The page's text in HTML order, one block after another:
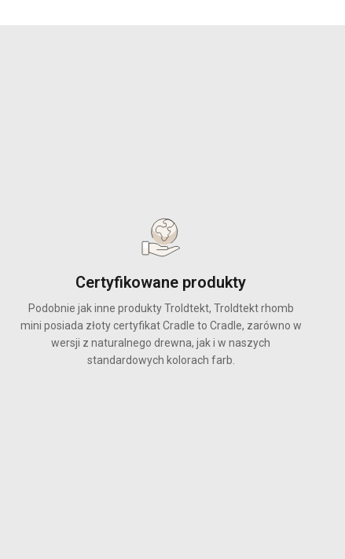
Certyfikowane produkty
Podobnie jak inne produkty Troldtekt, Troldtekt rhomb
mini posiada złoty certyfikat Cradle to Cradle, zarówno w
wersji z naturalnego drewna, jak i w naszych
standardowych kolorach farb.